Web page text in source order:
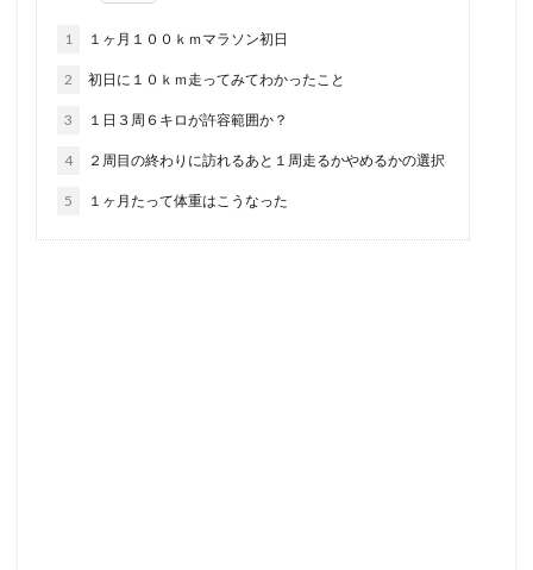
1 １ヶ月１００ｋｍマラソン初日
2 初日に１０ｋｍ走ってみてわかったこと
3 １日３周６キロが許容範囲か？
4 ２周目の終わりに訪れるあと１周走るかやめるかの選択
5 １ヶ月たって体重はこうなった